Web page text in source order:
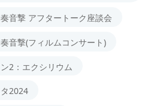
音撃 アフタートーク座談会
音撃(フィルムコンサート)
2：エクシリウム
2024